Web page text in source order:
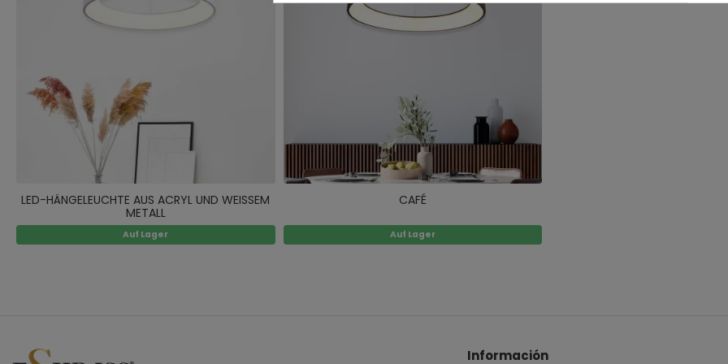
LED-HÄNGELEUCHTE AUS ACRYL UND WEISSEM
METALL
Auf Lager
CAFÉ
Auf Lager
Información